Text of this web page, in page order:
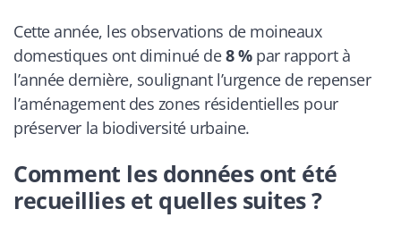
Cette année, les observations de moineaux
domestiques ont diminué de8 %par rapport à
l’année dernière, soulignant l’urgence de repenser
l’aménagement des zones résidentielles pour
préserver la biodiversité urbaine.
Comment les données ont été
recueillies et quelles suites ?